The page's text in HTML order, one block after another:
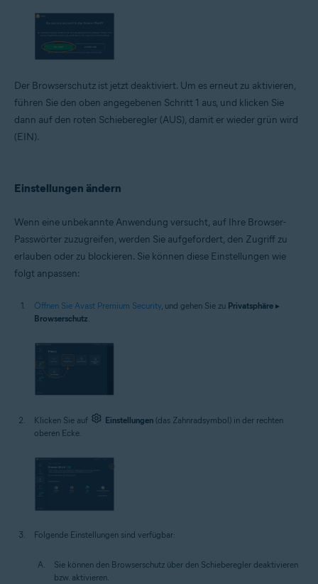
Der Browserschutz ist jetzt deaktiviert. Um es erneut zu aktivieren,
führen Sie den oben angegebenen Schritt 1 aus, und klicken Sie
dann auf den roten Schieberegler (AUS), damit er wieder grün wird
(EIN).
Einstellungen ändern
Wenn eine unbekannte Anwendung versucht, auf Ihre Browser-
Passwörter zuzugreifen, werden Sie aufgefordert, den Zugriff zu
erlauben oder zu blockieren. Sie können diese Einstellungen wie
folgt anpassen:
Öffnen Sie Avast Premium Security , und gehen Sie zu Privatsphäre ▸
Browserschutz
Klicken Sie auf Einstellungen (das Zahnradsymbol) in der rechten
oberen Ecke.
Folgende Einstellungen sind verfügbar:
Sie können den Browserschutz über den Schieberegler deaktivieren
bzw. aktivieren.